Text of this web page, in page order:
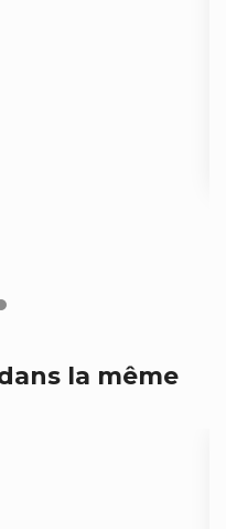
la même